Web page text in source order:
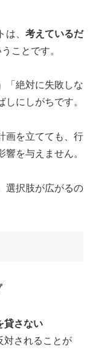
、 考えているだ
ことです。
「絶対に失敗しな
にしがちです。
画を立てても、行
を与えません。
選択肢が広がるの
貸さない
対されることが